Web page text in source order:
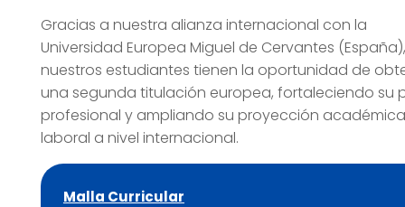
Gracias a nuestra alianza internacional con la
Universidad Europea Miguel de Cervantes (España),
nuestros estudiantes tienen la oportunidad de
una segunda titulación europea, fortaleciendo su
profesional y ampliando su proyección
laboral a nivel internacional.
Malla Curricular